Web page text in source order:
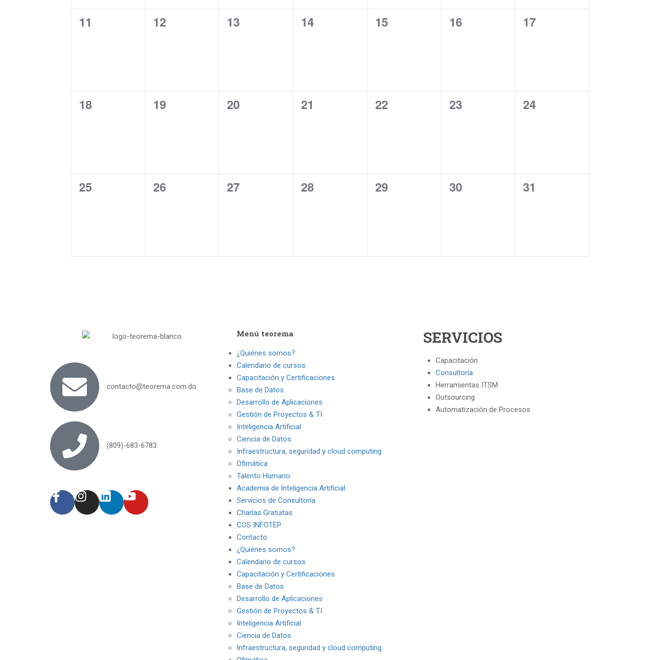
0
11
0
12
0
13
0
14
0
15
0
16
0
17
0
18
0
19
0
20
0
21
0
22
0
23
0
24
0
25
0
26
0
27
0
28
0
29
0
30
0
31
contacto@teorema.com.do
(809)-683-6783
Menú teorema
¿Quiénes somos?
Calendario de cursos
Capacitación y Certificaciones
Base de Datos
Desarrollo de Aplicaciones
Gestión de Proyectos & TI
Inteligencia Artificial
Ciencia de Datos
Infraestructura, seguridad y cloud computing
Ofimática
Talento Humano
Academia de Inteligencia Artificial
Servicios de Consultoría
Charlas Gratuitas
COS INFOTEP
Contacto
¿Quiénes somos?
Calendario de cursos
Capacitación y Certificaciones
Base de Datos
Desarrollo de Aplicaciones
Gestión de Proyectos & TI
Inteligencia Artificial
Ciencia de Datos
Infraestructura, seguridad y cloud computing
SERVICIOS
Capacitación
Consultoría
Herramientas ITSM
Outsourcing
Automatización de Procesos